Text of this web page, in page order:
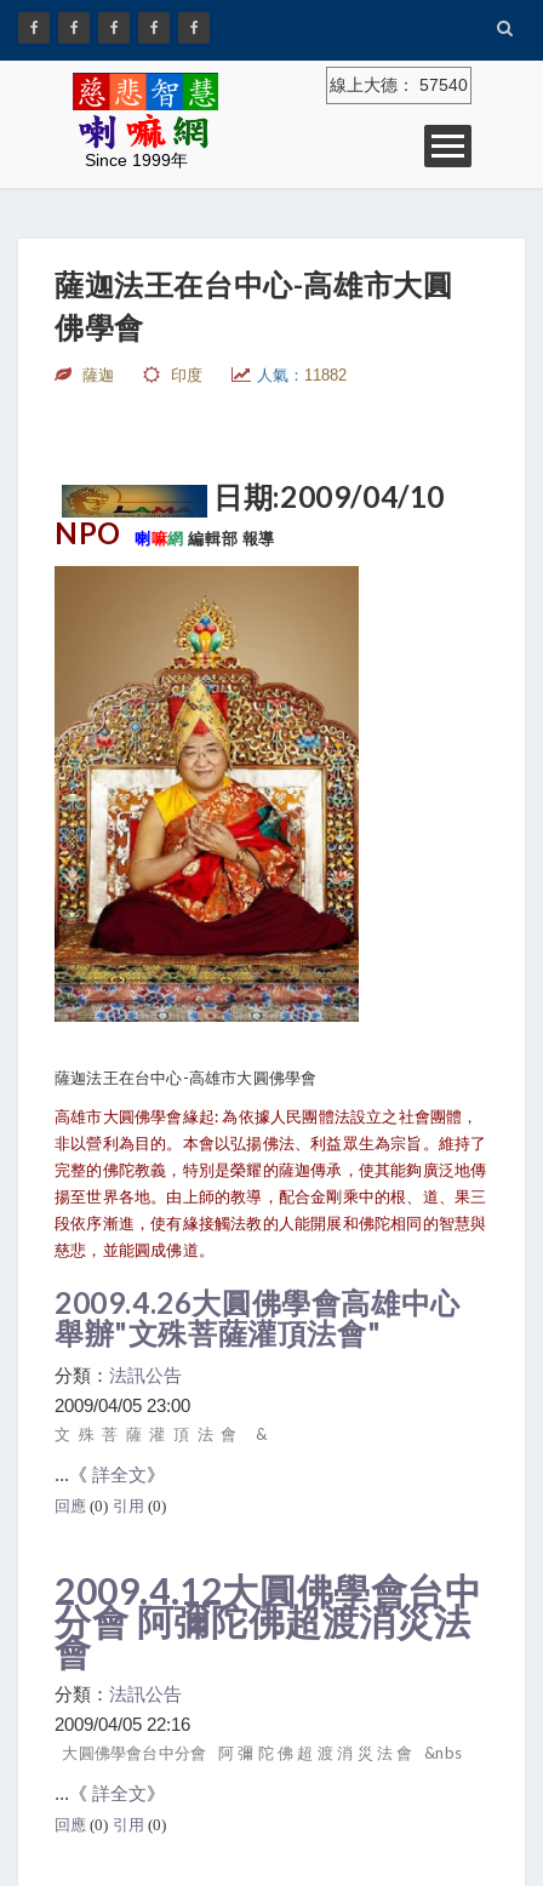
Since 1999年
線上大德： 57540
薩迦法王在台中心-高雄市大圓
佛學會
薩迦 印度 人氣： 11882
日期:2009/04/10
NPO
喇嘛網編輯部 報導
薩迦法王在台中心-高雄市大圓佛學會
高雄市大圓佛學會緣起: 為依據人民團體法設立之社會團體，
非以營利為目的。本會以弘揚佛法、利益眾生為宗旨。維持了
完整的佛陀教義，特別是榮耀的薩迦傳承，使其能夠廣泛地傳
揚至世界各地。由上師的教導，配合金剛乘中的根、道、果三
段依序漸進，使有緣接觸法教的人能開展和佛陀相同的智慧與
慈悲，並能圓成佛道。
2009.4.26大圓佛學會高雄中心
舉辦"文殊菩薩灌頂法會"
分類： 法訊公告
2009/04/05 23:00
文 殊 菩 薩 灌 頂 法 會 &
...《 詳全文》
回應 (0) 引用 (0)
2009.4.12大圓佛學會台中
分會 阿彌陀佛超渡消災法
會
分類： 法訊公告
2009/04/05 22:16
大圓佛學會台中分會 阿 彌 陀 佛 超 渡 消 災 法 會 &nbs
...《 詳全文》
回應 (0) 引用 (0)